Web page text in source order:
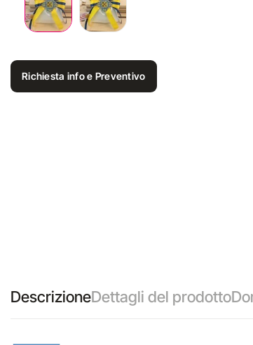
Richiesta info e Preventivo
DescrizioneDettagli del prodotto